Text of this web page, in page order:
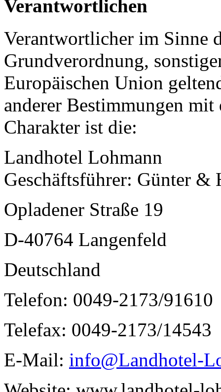
Verantwortlichen
Verantwortlicher im Sinne
Grundverordnung,
Europäischen Union
anderer Bestimmungen
Charakter ist die:
Landhotel Lohmann
Geschäftsführer: Günter &
Opladener Straße 19
D-40764 Langenfeld
Deutschland
Telefon: 0049-2173/91610
Telefax: 0049-2173/14543
E-Mail: info@Landhotel-